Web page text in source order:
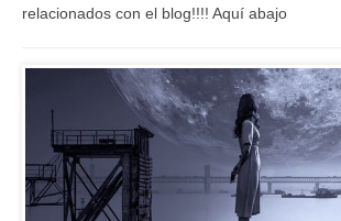
relacionados con el blog!!!! Aquí abajo